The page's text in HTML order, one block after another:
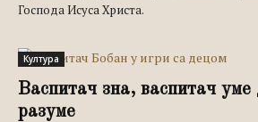
Господа Исуса Христа.
Култура
Васпитач зна, васпитач
разуме